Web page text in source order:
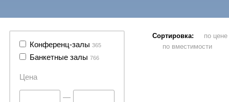
Конференц-залы 365
Банкетные залы 766
Цена
—
Сортировка:
по цене
по вместимости